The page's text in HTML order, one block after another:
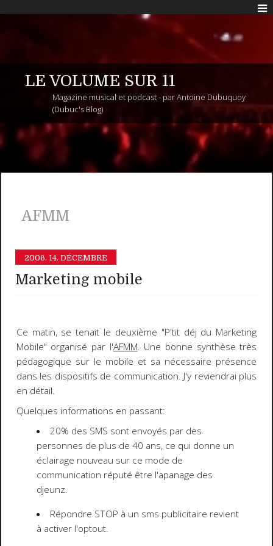
LE VOLUME SUR 11
Magazine musical et podcast - par Antoine Dubuquoy
(Dubuc's Blog)
AFMM
2006. 14. DÉCEMBRE
Marketing mobile
Ce matin, se tenait le deuxième "P'tit déj du Marketing
Mobile" organisé par l'AFMM. Une bonne synthèse très
pédagogique sur le mobile et sa nécessaire présence
dans les dispositifs de communication. J'y reviendrai plus
en détail.
Quelques informations en passant:
20% des SMS sont envoyés par des
personnes de plus de 40 ans, ce qui donne un
éclairage nouveau sur ce mode de
communication réputé être l'apanage des
djeunz.
Répondre STOP à un sms publicitaire revient
à activer l'optout.